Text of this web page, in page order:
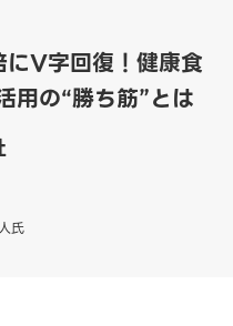
V字回復！健康食
用の“勝ち筋”とは
氏